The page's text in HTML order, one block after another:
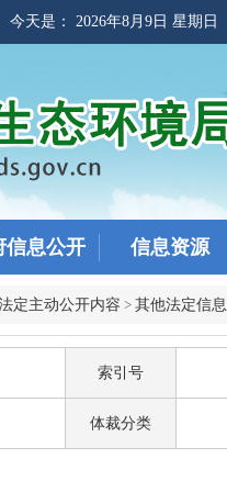
天是： 2026年8月9日 星期日
信息公开 信息资源
定主动公开内容 > 其他法定信息
索引号
体裁分类